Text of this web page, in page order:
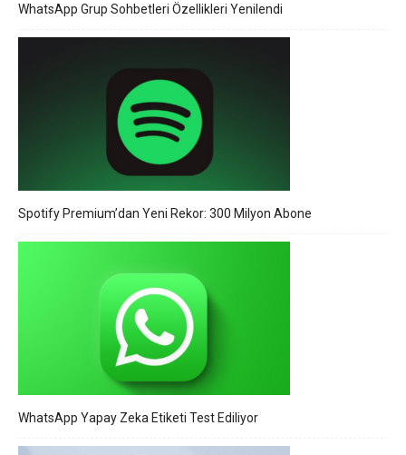
WhatsApp Grup Sohbetleri Özellikleri Yenilendi
Spotify Premium’dan Yeni Rekor: 300 Milyon Abone
WhatsApp Yapay Zeka Etiketi Test Ediliyor